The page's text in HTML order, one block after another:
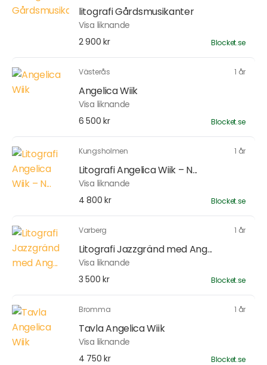
litografi Gårdsmusikanter
Visa liknande
2 900 kr
Blocket.se
Västerås 1 år
Angelica Wiik
Visa liknande
6 500 kr
Blocket.se
Kungsholmen 1 år
Litografi Angelica Wiik – N...
Visa liknande
4 800 kr
Blocket.se
Varberg 1 år
Litografi Jazzgränd med Ang...
Visa liknande
3 500 kr
Blocket.se
Bromma 1 år
Tavla Angelica Wiik
Visa liknande
4 750 kr
Blocket.se